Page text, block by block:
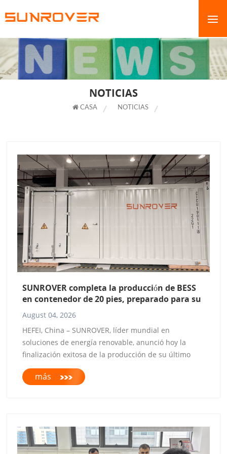
NOTICIAS
CASA NOTICIAS
SUNROVER completa la producción de BESS
en contenedor de 20 pies, preparado para su
envío a EE. UU.
August 04, 2026
HEFEI, China – SUNROVER, líder mundial en
soluciones de energía renovable, anunció hoy la
finalización exitosa de la producción de su último
sistema de almacenamiento de energía en baterías
(BESS) en contenedor de 20GP (BESS). El sistema, que
280Ah SUNROVER de 400kWh, se encuentra ahora en
el embalaje final y pronto será enviado a clientes en
Estados Unidos. Este hito marca un avance
más